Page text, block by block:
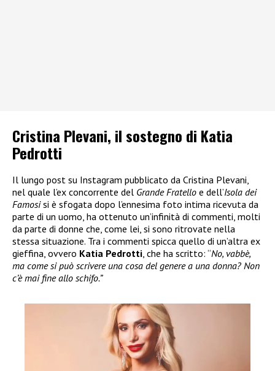
Cristina Plevani, il sostegno di Katia
Pedrotti
Il lungo post su Instagram pubblicato da Cristina Plevani,
nel quale l’ex concorrente del Grande Fratello e dell’Isola dei
Famosisi è sfogata dopo l’ennesima foto intima ricevuta da
parte di un uomo, ha ottenuto un’infinità di commenti, molti
da parte di donne che, come lei, si sono ritrovate nella
stessa situazione. Tra i commenti spicca quello di un’altra ex
gieffina, ovvero Katia Pedrotti, che ha scritto: “No, vabbè,
ma come si può scrivere una cosa del genere a una donna? Non
c’è mai fine allo schifo.”